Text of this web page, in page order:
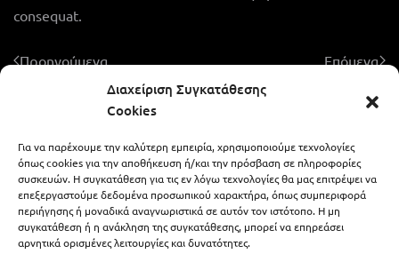
Διαχείριση Συγκατάθεσης
Cookies
Για να παρέχουμε την καλύτερη εμπειρία, χρησιμοποιούμε τεχνολογίες
όπως cookies για την αποθήκευση ή/και την πρόσβαση σε πληροφορίες
συσκευών. Η συγκατάθεση για τις εν λόγω τεχνολογίες θα μας επιτρέψει να
επεξεργαστούμε δεδομένα προσωπικού χαρακτήρα, όπως συμπεριφορά
περιήγησης ή μοναδικά αναγνωριστικά σε αυτόν τον ιστότοπο. Η μη
συγκατάθεση ή η ανάκληση της συγκατάθεσης, μπορεί να επηρεάσει
αρνητικά ορισμένες λειτουργίες και δυνατότητες.
consequat.
Προηγούμενα Επόμενα
ALEXIS ZAFEIRAKIS - LIKE A WEDDING
694 59 07 378 alex.zaf@gmail.com